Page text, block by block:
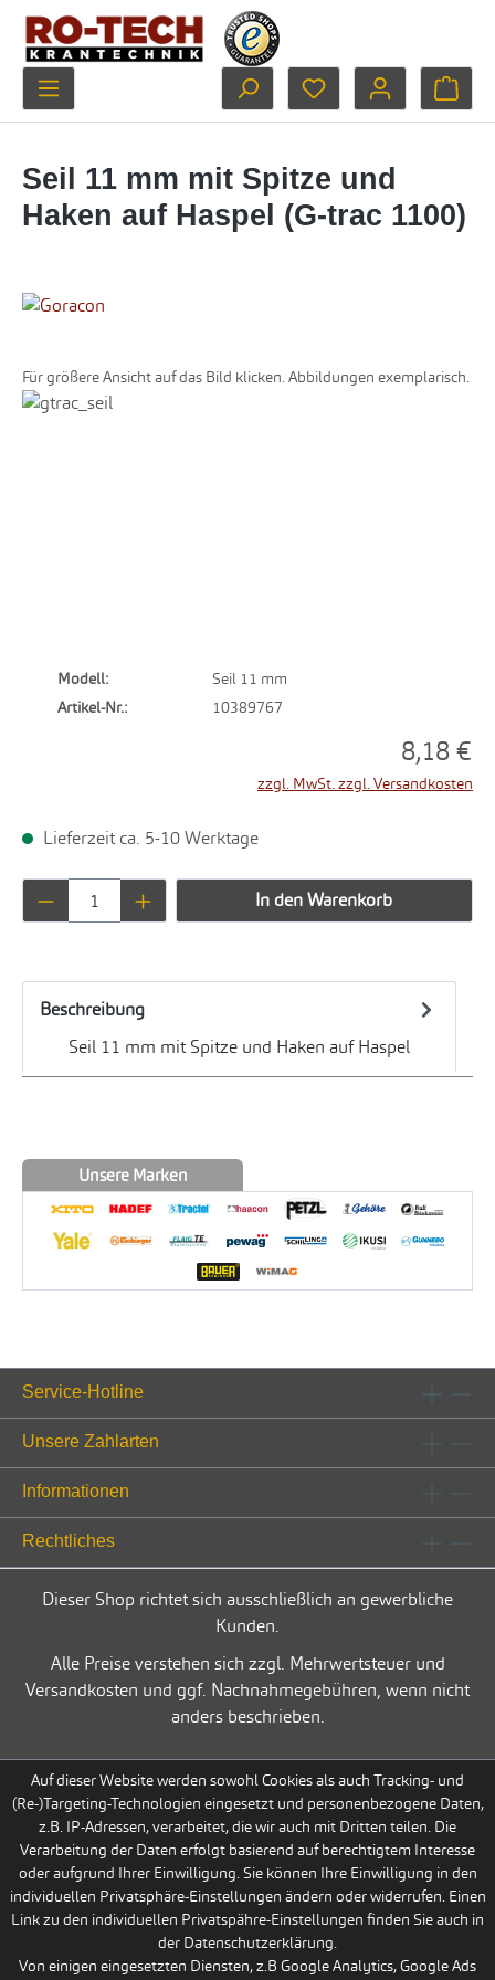
Zum Hauptinhalt springen
Du hast 0 Produkte
Seil 11 mm mit Spitze und
Haken auf Haspel (G-trac 1100)
Für größere Ansicht auf das Bild klicken. Abbildungen exemplarisch.
Bildergalerie überspringen
Modell:
Seil 11 mm
Artikel-Nr.:
10389767
8,18 €
zzgl. MwSt. zzgl. Versandkosten
Lieferzeit ca. 5-10 Werktage
Produkt Anzahl: Gib den gewünschten
In den Warenkorb
Beschreibung
Seil 11 mm mit Spitze und Haken auf Haspel
Unsere Marken
Service-Hotline
Unsere Zahlarten
Informationen
Rechtliches
Dieser Shop richtet sich ausschließlich an gewerbliche
Kunden.
Alle Preise verstehen sich zzgl. Mehrwertsteuer und
Versandkosten und ggf. Nachnahmegebühren, wenn nicht
anders beschrieben.
Auf dieser Website werden sowohl Cookies als auch Tracking- und
(Re-)Targeting-Technologien eingesetzt und personenbezogene Daten,
z.B. IP-Adressen, verarbeitet, die wir auch mit Dritten teilen. Die
Verarbeitung der Daten erfolgt basierend auf berechtigtem Interesse
oder aufgrund Ihrer Einwilligung. Sie können Ihre Einwilligung in den
individuellen Privatsphäre-Einstellungen ändern oder widerrufen. Einen
Link zu den individuellen Privatspähre-Einstellungen finden Sie auch in
der Datenschutzerklärung.
Von einigen eingesetzten Diensten, z.B Google Analytics, Google Ads